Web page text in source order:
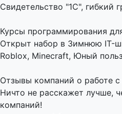
Свидетельство "1С", гибкий
Курсы программирования
Открыт набор в Зимнюю IT-
Roblox, Minecraft, Юный
Отзывы компаний о работе
Ничто не расскажет лучше,
компаний!